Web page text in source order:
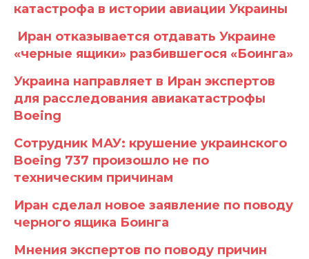
катастрофа в истории авиации Украины
Иран отказывается отдавать Украине
«черные ящики» разбившегося «Боинга»
Украина направляет в Иран экспертов
для расследования авиакатастрофы
Boeing
Сотрудник МАУ: крушение украинского
Boeing 737 произошло не по
техническим причинам
Иран сделал новое заявление по поводу
черного ящика Боинга
Мнения экспертов по поводу причин